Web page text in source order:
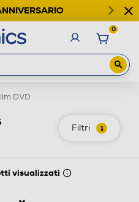
0
DVD
Filtri 1
visualizzati